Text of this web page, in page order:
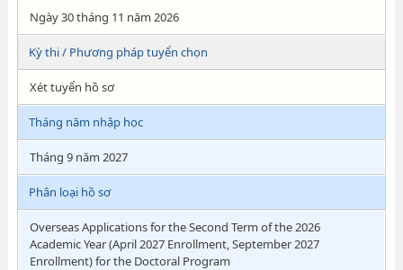
Ngày 30 tháng 11 năm 2026
Kỳ thi / Phương pháp tuyển chọn
Xét tuyển hồ sơ
Tháng năm nhập học
Tháng 9 năm 2027
Phân loại hồ sơ
Overseas Applications for the Second Term of the 2026
Academic Year (April 2027 Enrollment, September 2027
Enrollment) for the Doctoral Program